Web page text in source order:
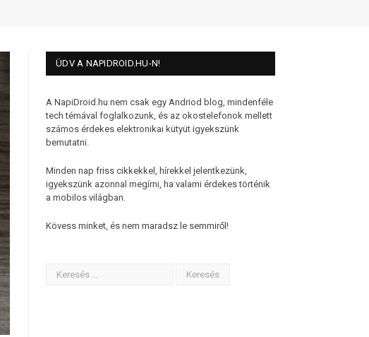
ÜDV A NAPIDROID.HU-N!
A NapiDroid.hu nem csak egy Andriod blog, mindenféle
tech témával foglalkozunk, és az okostelefonok mellett
számos érdekes elektronikai kütyüt igyekszünk
bemutatni.
Minden nap friss cikkekkel, hírekkel jelentkezünk,
igyekszünk azonnal megírni, ha valami érdekes történik
a mobilos világban.
Kövess minket, és nem maradsz le semmiről!